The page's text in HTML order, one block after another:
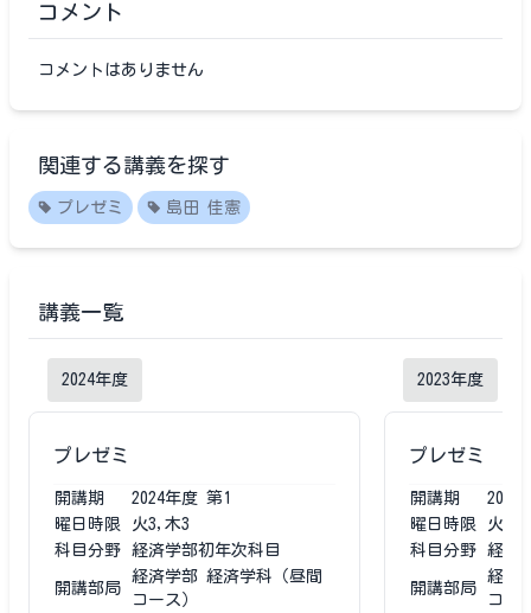
コメント
コメントはありません
関連する講義を探す
プレゼミ 島田 佳憲
講義一覧
2024年度
プレゼミ
開講期 2024年度 第1
曜日時限
火3,木3
科目分野
経済学部初年次科目
開講部局
経済学部 経済学科（昼間
コース）
2023年度
プレゼミ
開講期 2023
曜日時限
火3,
科目分野
経済
開講部局
経済
コー